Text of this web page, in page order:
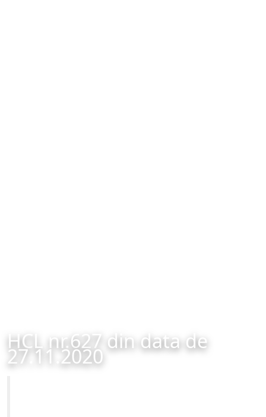
HCL nr.627 din data de
27.11.2020